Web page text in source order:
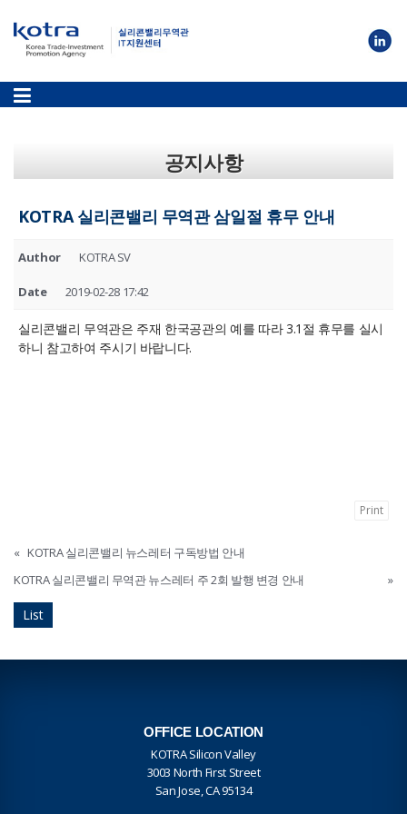
공지사항
KOTRA 실리콘밸리 무역관 삼일절 휴무 안내
Author KOTRA SV
Date 2019-02-28 17:42
실리콘밸리 무역관은 주재 한국공관의 예를 따라 3.1절 휴무를 실시
하니 참고하여 주시기 바랍니다.
Print
« KOTRA 실리콘밸리 뉴스레터 구독방법 안내
KOTRA 실리콘밸리 무역관 뉴스레터 주 2회 발행 변경 안내
»
List
OFFICE LOCATION
KOTRA Silicon Valley
3003 North First Street
San Jose, CA 95134